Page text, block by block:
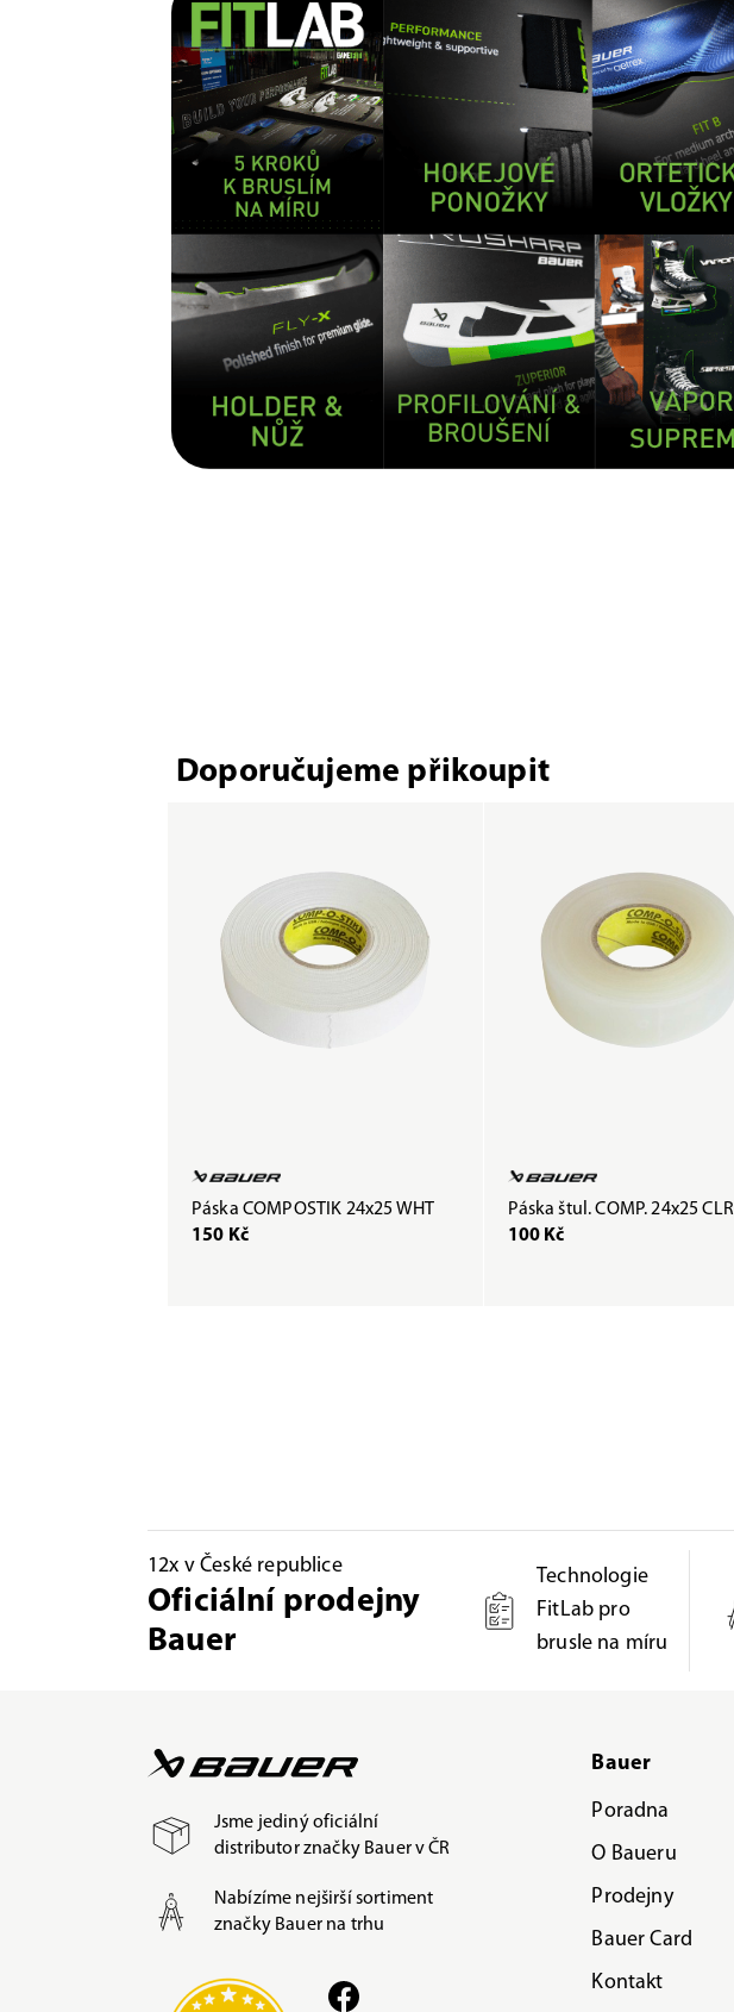
Doporučujeme přikoupit
Páska COMPOSTIK 24x25 WHT
150 Kč
Páska štul. COMP. 24x25 CLR
100 Kč
12x v České republice
Oficiální prodejny
Bauer
Technologie
FitLab pro
brusle na míru
Jsme jediný oficiální
distributor značky Bauer v ČR
Nabízíme nejširší sortiment
značky Bauer na trhu
Bauer
Poradna
O Baueru
Prodejny
Bauer Card
Kontakt